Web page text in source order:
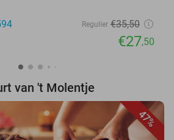
Regulier €35,50
€27,50
van 't Molentje
47%